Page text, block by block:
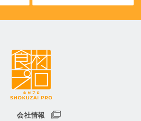
会社情報